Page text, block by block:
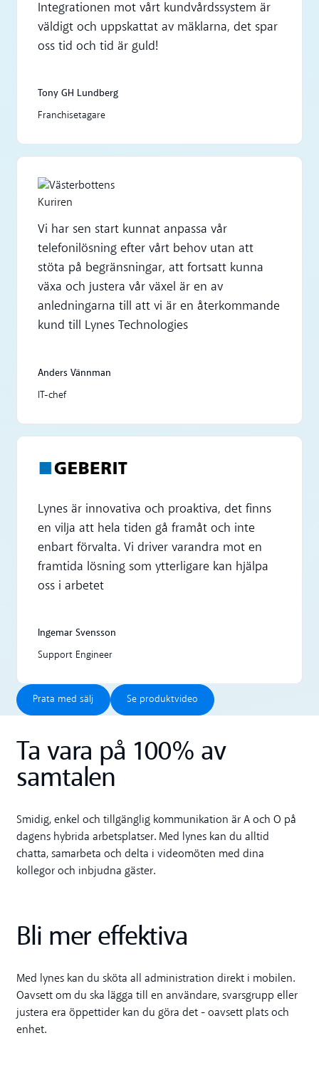
Integrationen mot vårt kundvårdssystem är
väldigt och uppskattat av mäklarna, det spar
oss tid och tid är guld!
Tony GH Lundberg
Franchisetagare
Vi har sen start kunnat anpassa vår
telefonilösning efter vårt behov utan att
stöta på begränsningar, att fortsatt kunna
växa och justera vår växel är en av
anledningarna till att vi är en återkommande
kund till Lynes Technologies
Anders Vännman
IT-chef
Lynes är innovativa och proaktiva, det finns
en vilja att hela tiden gå framåt och inte
enbart förvalta. Vi driver varandra mot en
framtida lösning som ytterligare kan hjälpa
oss i arbetet
Ingemar Svensson
Support Engineer
Prata med sälj
Prata med sälj
Se produktvideo
Se produktvideo
Ta vara på 100% av
samtalen
Smidig, enkel och tillgänglig kommunikation är A och O på
dagens hybrida arbetsplatser. Med lynes kan du alltid
chatta, samarbeta och delta i videomöten med dina
kollegor och inbjudna gäster.
Bli mer effektiva
Med lynes kan du sköta all administration direkt i mobilen.
Oavsett om du ska lägga till en användare, svarsgrupp eller
justera era öppettider kan du göra det - oavsett plats och
enhet.